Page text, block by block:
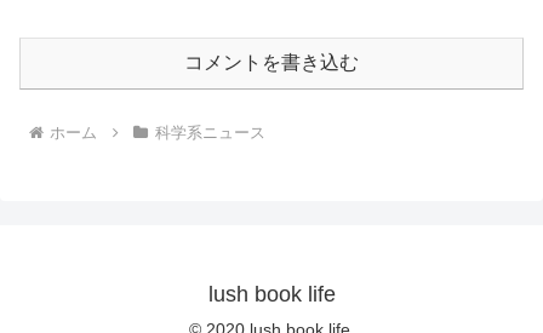
コメントを書き込む
ホーム 科学系ニュース
lush book life
© 2020 lush book life.